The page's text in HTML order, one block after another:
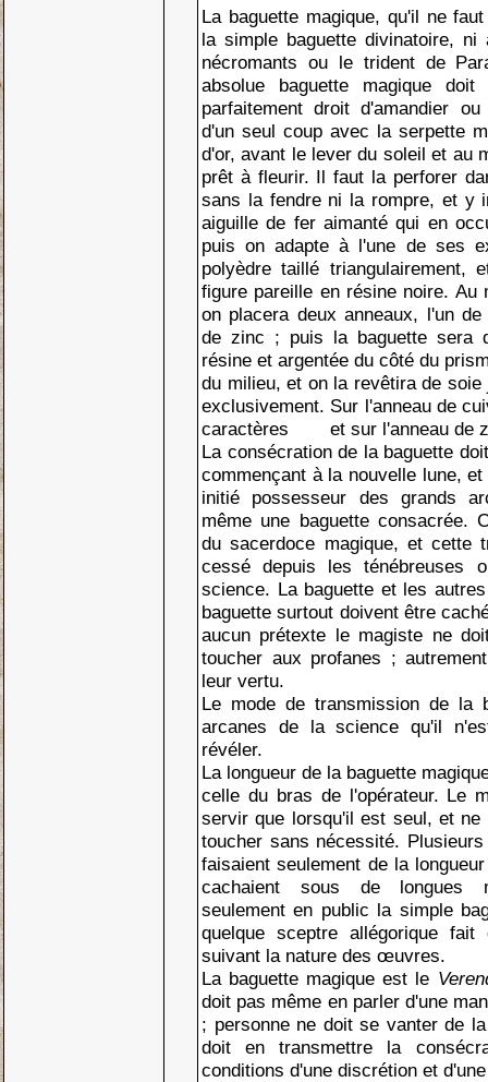
La baguette magique, qu'il ne
la simple baguette divinatoire,
nécromants ou le trident de
absolue baguette magique
parfaitement droit d'amandier
d'un seul coup avec la serpette
d'or, avant le lever du soleil et au
prêt à fleurir. Il faut la perforer
sans la fendre ni la rompre, et y
aiguille de fer aimanté qui en
puis on adapte à l'une de ses
polyèdre taillé triangulairement,
figure pareille en résine noire. Au
on placera deux anneaux, l'un
de zinc ; puis la baguette sera
résine et argentée du côté du
du milieu, et on la revêtira de
exclusivement. Sur l'anneau de
caractères
et sur l'anneau de
La consécration de la baguette
commençant à la nouvelle lune,
initié possesseur des grands
même une baguette consacrée.
du sacerdoce magique, et cette
cessé depuis les ténébreuses
science. La baguette et les
baguette surtout doivent être
aucun prétexte le magiste ne
toucher aux profanes ;
leur vertu.
Le mode de transmission de la
arcanes de la science qu'il
révéler.
La longueur de la baguette
celle du bras de l'opérateur. Le
servir que lorsqu'il est seul, et ne
toucher sans nécessité.
faisaient seulement de la
cachaient sous de longues
seulement en public la simple
quelque sceptre allégorique fait
suivant la nature des œuvres.
La baguette magique est le
doit pas même en parler d'une
; personne ne doit se vanter de
doit en transmettre la
conditions d'une discrétion et